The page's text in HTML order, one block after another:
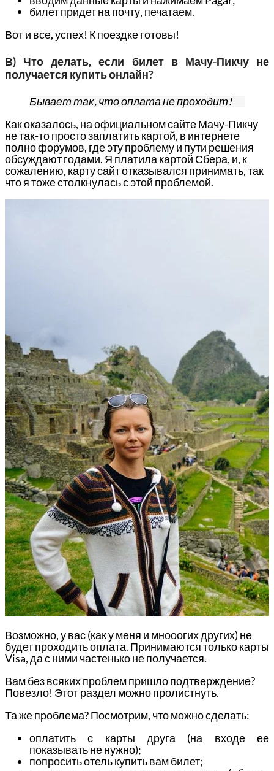
билет придет на почту, печатаем.
Вот и все, успех! К поездке готовы!
В) Что делать, если билет в Мачу-Пикчу не
получается купить онлайн?
Бывает так, что оплата не проходит!
Как оказалось, на официальном сайте Мачу-Пикчу
не так-то просто заплатить картой, в интернете
полно форумов, где эту проблему и пути решения
обсуждают годами. Я платила картой Сбера, и, к
сожалению, карту сайт отказывался принимать, так
что я тоже столкнулась с этой проблемой.
Возможно, у вас (как у меня и мнооогих других) не
будет проходить оплата. Принимаются только карты
Visa, да с ними частенько не получается.
Вам без всяких проблем пришло подтверждение?
Повезло! Этот раздел можно пролистнуть.
Та же проблема? Посмотрим, что можно сделать:
оплатить с карты друга (на входе ее
показывать не нужно);
попросить отель купить вам билет;